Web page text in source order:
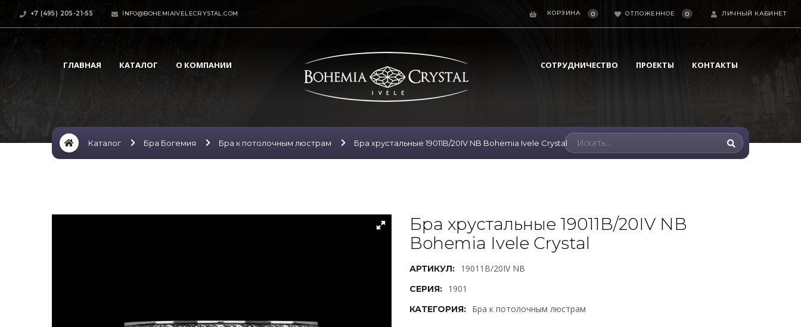
+7 (495) 205-21-55 INFO@BOHEMIAIVELECRYSTAL.COM КОРЗИНА 0 ОТЛОЖЕННОЕ 0 ЛИЧНЫЙ КАБИНЕТ
ГЛАВНАЯ КАТАЛОГ О КОМПАНИИ СОТРУДНИЧЕСТВО ПРОЕКТЫ КОНТАКТЫ
Каталог Бра Богемия Бра к потолочным люстрам Бра хрустальные 19011B/20IV NB Bohemia Ivele Crystal
Бра хрустальные 19011B/20IV NB
Bohemia Ivele Crystal
АРТИКУЛ: 19011B/20IV NB
СЕРИЯ: 1901
КАТЕГОРИЯ: Бра к потолочным люстрам